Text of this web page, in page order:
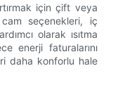
için çift veya
seçenekleri, iç
olarak ısıtma
enerji faturalarını
daha konforlu hale